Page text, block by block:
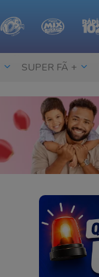
SUPER FÃ +